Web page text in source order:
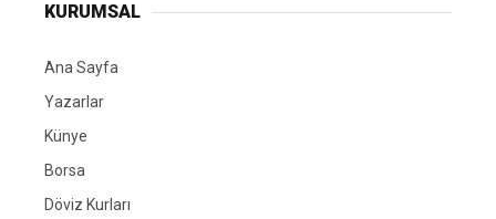
KURUMSAL
Ana Sayfa
Yazarlar
Künye
Borsa
Döviz Kurları